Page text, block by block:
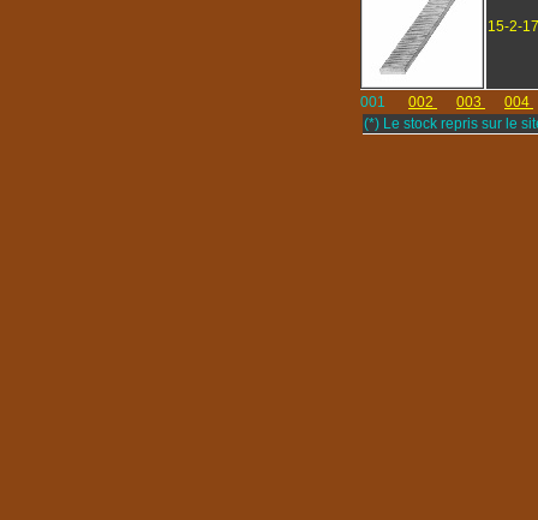
15-2-17
001 002 003
004
(*) Le stock repris sur le